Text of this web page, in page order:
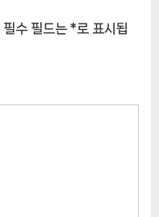
필수 필드는 *로 표시됩